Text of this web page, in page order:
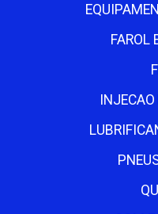
FAROL
INJECAO